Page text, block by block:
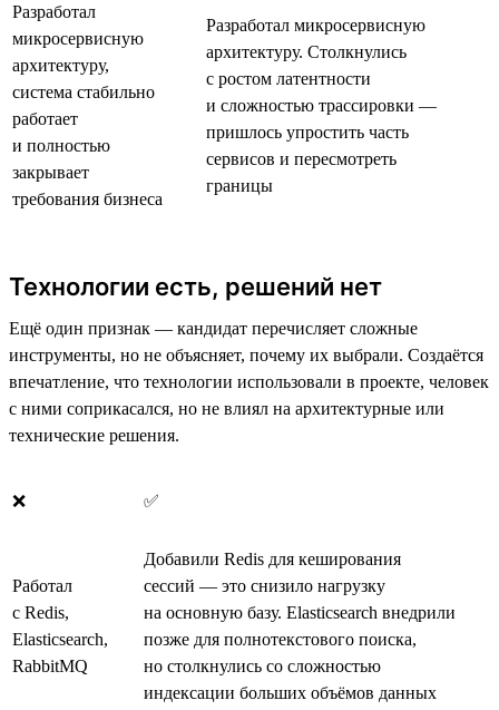
Разработал
микросервисную
архитектуру,
система стабильно
работает
и полностью
закрывает
требования бизнеса
Разработал микросервисную
архитектуру. Столкнулись
с ростом латентности
и сложностью трассировки —
пришлось упростить часть
сервисов и пересмотреть
границы
Технологии есть, решений нет
Ещё один признак — кандидат перечисляет сложные
инструменты, но не объясняет, почему их выбрали. Создаётся
впечатление, что технологии использовали в проекте, человек
с ними соприкасался, но не влиял на архитектурные или
технические решения.
❌ ✅
Работал
с Redis,
Elasticsearch,
RabbitMQ
Добавили Redis для кеширования
сессий — это снизило нагрузку
на основную базу. Elasticsearch внедрили
позже для полнотекстового поиска,
но столкнулись со сложностью
индексации больших объёмов данных